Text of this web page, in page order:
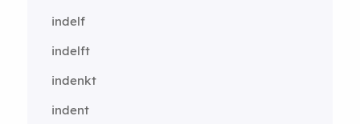
indelf
indelft
indenkt
indent